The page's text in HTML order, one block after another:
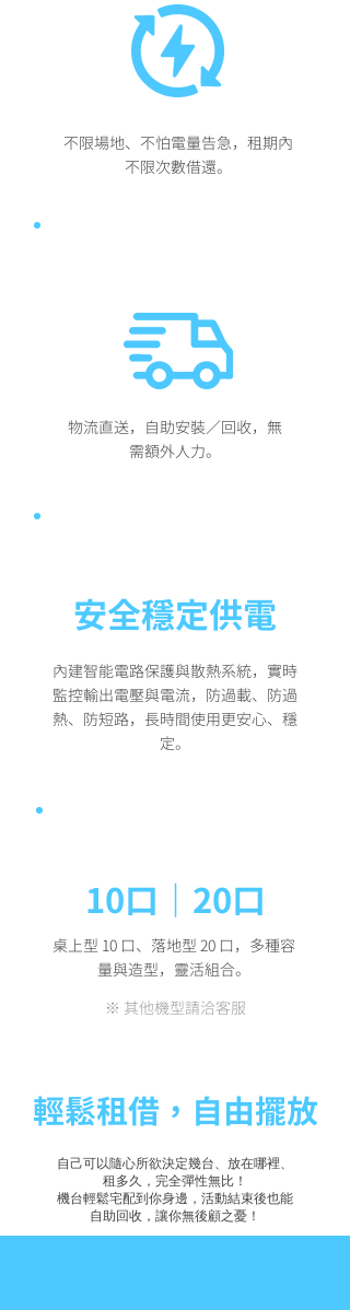
不限場地、不怕電量告急，租期內
不限次數借還。
物流直送，自助安裝／回收，無
需額外人力。
安全穩定供電
內建智能電路保護與散熱系統，實時
監控輸出電壓與電流，防過載、防過
熱、防短路，長時間使用更安心、穩
定。
10口｜20口
桌上型 10 口、落地型 20 口，多種容
量與造型，靈活組合。
※ 其他機型請洽客服
輕鬆租借，自由擺放
自己可以隨心所欲決定幾台、放在哪裡、
租多久，完全彈性無比！
機台輕鬆宅配到你身邊，活動結束後也能
自助回收，讓你無後顧之憂！